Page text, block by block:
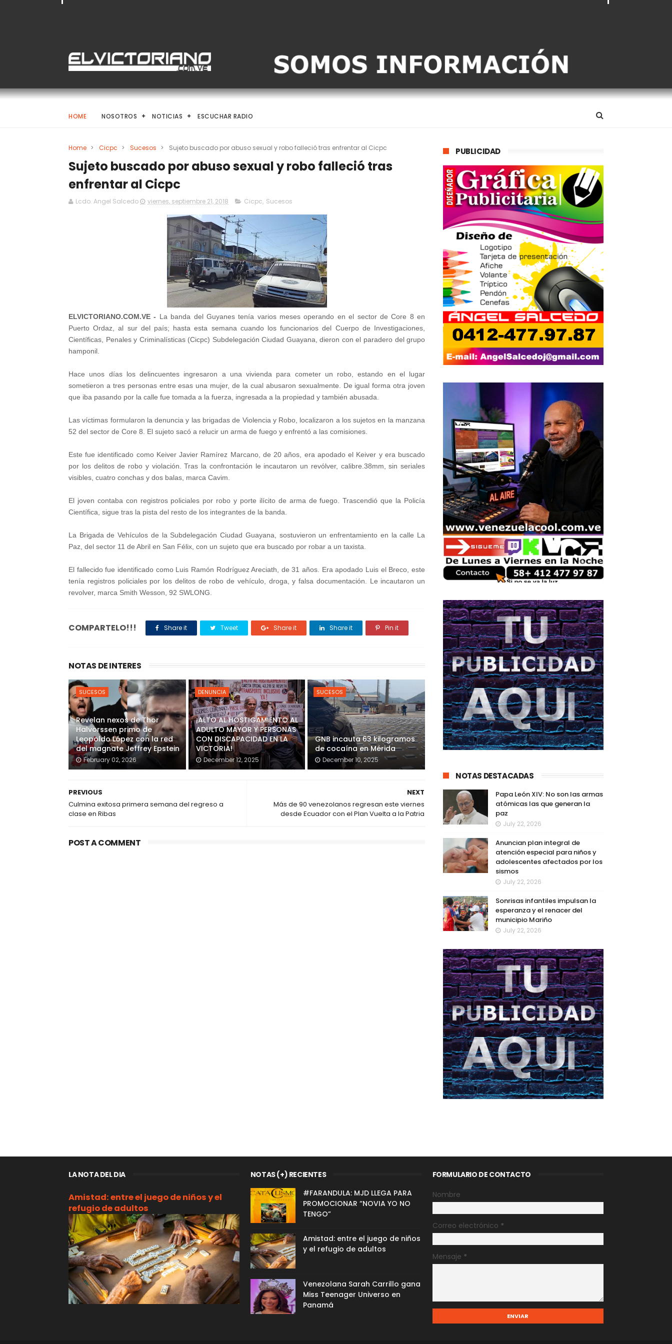
HOME NOSOTROS NOTICIAS ESCUCHAR RADIO
Home > Cicpc > Sucesos > Sujeto buscado por abuso sexual y robo falleció tras enfrentar al Cicpc
Sujeto buscado por abuso sexual y robo falleció tras
enfrentar al Cicpc
Lcdo. Angel Salcedo viernes, septiembre 21, 2018 Cicpc, Sucesos
ELVICTORIANO.COM.VE - La banda del Guyanes tenía varios meses operando en el sector de Core 8 en
Puerto Ordaz, al sur del país; hasta esta semana cuando los funcionarios del Cuerpo de Investigaciones,
Científicas, Penales y Criminalísticas (Cicpc) Subdelegación Ciudad Guayana, dieron con el paradero del grupo
hamponil.
Hace unos días los delincuentes ingresaron a una vivienda para cometer un robo, estando en el lugar
sometieron a tres personas entre esas una mujer, de la cual abusaron sexualmente. De igual forma otra joven
que iba pasando por la calle fue tomada a la fuerza, ingresada a la propiedad y también abusada.
Las víctimas formularon la denuncia y las brigadas de Violencia y Robo, localizaron a los sujetos en la manzana
52 del sector de Core 8. El sujeto sacó a relucir un arma de fuego y enfrentó a las comisiones.
Este fue identificado como Keiver Javier Ramírez Marcano, de 20 años, era apodado el Keiver y era buscado
por los delitos de robo y violación. Tras la confrontación le incautaron un revólver, calibre.38mm, sin seriales
visibles, cuatro conchas y dos balas, marca Cavim.
El joven contaba con registros policiales por robo y porte ilícito de arma de fuego. Trascendió que la Policía
Científica, sigue tras la pista del resto de los integrantes de la banda.
La Brigada de Vehículos de la Subdelegación Ciudad Guayana, sostuvieron un enfrentamiento en la calle La
Paz, del sector 11 de Abril en San Félix, con un sujeto que era buscado por robar a un taxista.
El fallecido fue identificado como Luis Ramón Rodríguez Areciath, de 31 años. Era apodado Luis el Breco, este
tenía registros policiales por los delitos de robo de vehículo, droga, y falsa documentación. Le incautaron un
revolver, marca Smith Wesson, 92 SWLONG.
COMPARTELO!!! Share it Tweet Share it Share it Pin it
NOTAS DE INTERES
SUCESOS
Revelan nexos de Thor
Halvorssen primo de
Leopoldo López con la red
del magnate Jeffrey Epstein
February 02, 2026
DENUNCIA
¡ALTO AL HOSTIGAMIENTO AL
ADULTO MAYOR Y PERSONAS
CON DISCAPACIDAD EN LA
VICTORIA!
December 12, 2025
SUCESOS
GNB incauta 63 kilogramos
de cocaína en Mérida
December 10, 2025
NEXT
Más de 90 venezolanos regresan este viernes
desde Ecuador con el Plan Vuelta a la Patria
PREVIOUS
Culmina exitosa primera semana del regreso a
clase en Ribas
POST A COMMENT
PUBLICIDAD
NOTAS DESTACADAS
Papa León XIV: No son las armas
atómicas las que generan la
paz
July 22, 2026
Anuncian plan integral de
atención especial para niños y
adolescentes afectados por los
sismos
July 22, 2026
Sonrisas infantiles impulsan la
esperanza y el renacer del
municipio Mariño
July 22, 2026
LA NOTA DEL DIA
Amistad: entre el juego de niños y el
refugio de adultos
NOTAS (+) RECIENTES
#FARANDULA: MJD LLEGA PARA
PROMOCIONAR “NOVIA YO NO
TENGO”
Amistad: entre el juego de niños
y el refugio de adultos
Venezolana Sarah Carrillo gana
Miss Teenager Universo en
Panamá
FORMULARIO DE CONTACTO
Nombre
Correo electrónico *
Mensaje *